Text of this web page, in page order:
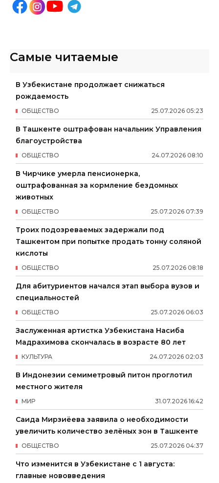
Самые читаемые
В Узбекистане продолжает снижаться
рождаемость
25.07.2026 05:23
ОБЩЕСТВО
В Ташкенте оштрафован начальник Управления
благоустройства
24.07.2026 08:10
ОБЩЕСТВО
В Чирчике умерла пенсионерка,
оштрафованная за кормление бездомных
животных
25.07.2026 07:39
ОБЩЕСТВО
Троих подозреваемых задержали под
Ташкентом при попытке продать тонну соляной
кислоты
25.07.2026 08:18
ОБЩЕСТВО
Для абитуриентов начался этап выбора вузов и
специальностей
25.07.2026 06:03
ОБЩЕСТВО
Заслуженная артистка Узбекистана Насиба
Мадрахимова скончалась в возрасте 80 лет
24.07.2026 02:03
КУЛЬТУРА
В Индонезии семиметровый питон проглотил
местного жителя
31.07.2026 16:42
МИР
Саида Мирзиёева заявила о необходимости
увеличить количество зелёных зон в Ташкенте
25.07.2026 04:37
ОБЩЕСТВО
Что изменится в Узбекистане с 1 августа:
главные нововведения